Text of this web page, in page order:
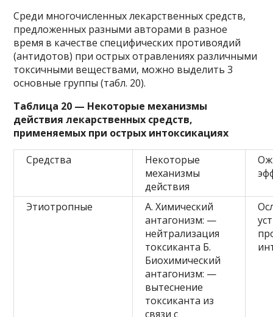
Среди многочисленных лекарственных средств,
предложенных разными авторами в разное
время в качестве специфических противоядий
(антидотов) при острых отравлениях различными
токсичными веществами, можно выделить 3
основные группы (табл. 20).
Таблица 20 — Некоторые механизмы
действия лекарственных средств,
применяемых при острых интоксикациях
Средства
Некоторые
механизмы
действия
Этиотропные
А. Химический
антагонизм: —
нейтрализация
токсиканта Б.
Биохимический
антагонизм: —
вытеснение
токсиканта из
связи с